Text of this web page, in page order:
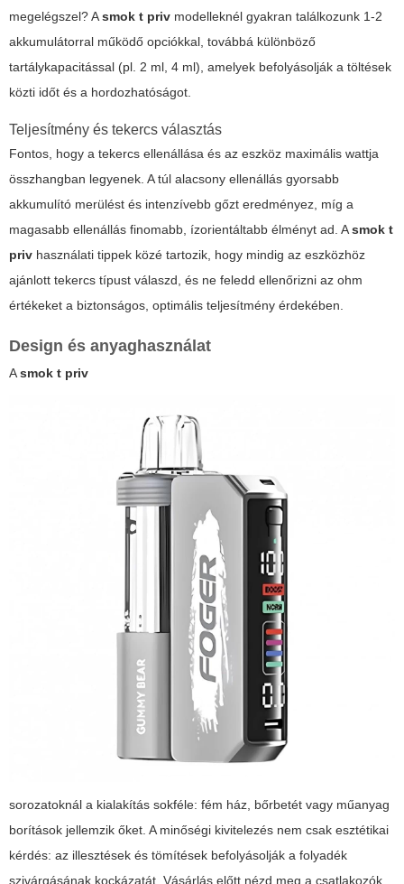
megelégszel? Asmok t priv modelleknél gyakran találkozunk 1-2
akkumulátorral működő opciókkal, továbbá különböző
tartálykapacitással (pl. 2 ml, 4 ml), amelyek befolyásolják a töltések
közti időt és a hordozhatóságot.
Teljesítmény és tekercs választás
Fontos, hogy a tekercs ellenállása és az eszköz maximális wattja
összhangban legyenek. A túl alacsony ellenállás gyorsabb
akkumulító merülést és intenzívebb gőzt eredményez, míg a
magasabb ellenállás finomabb, ízorientáltabb élményt ad. Asmok t
priv használati tippek közé tartozik, hogy mindig az eszközhöz
ajánlott tekercs típust válaszd, és ne feledd ellenőrizni az ohm
értékeket a biztonságos, optimális teljesítmény érdekében.
Design és anyaghasználat
Asmok t priv
sorozatoknál a kialakítás sokféle: fém ház, bőrbetét vagy műanyag
borítások jellemzik őket. A minőségi kivitelezés nem csak esztétikai
kérdés: az illesztések és tömítések befolyásolják a folyadék
szivárgásának kockázatát. Vásárlás előtt nézd meg a csatlakozók